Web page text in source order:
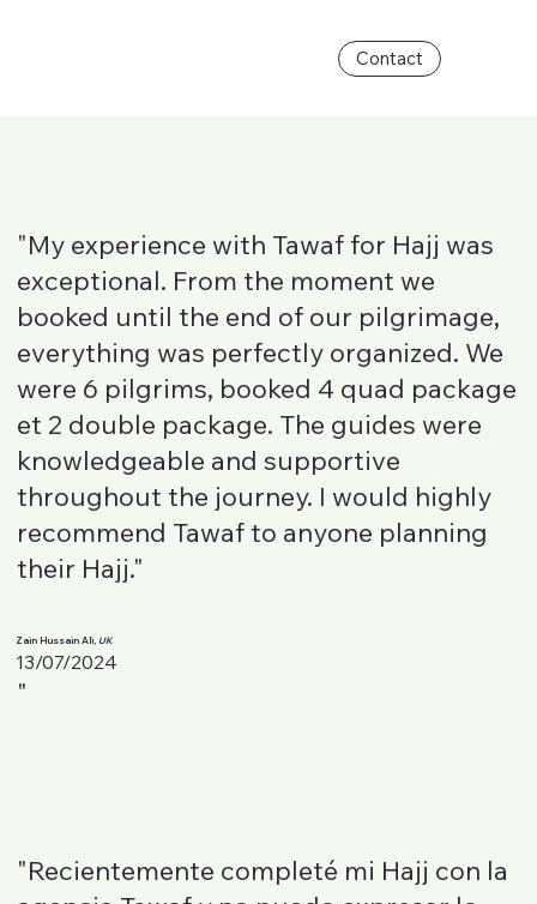
Contact
"My experience with Tawaf for Hajj was
exceptional. From the moment we
booked until the end of our pilgrimage,
everything was perfectly organized. We
were 6 pilgrims, booked 4 quad package
et 2 double package. The guides were
knowledgeable and supportive
throughout the journey. I would highly
recommend Tawaf to anyone planning
their Hajj."
Zain Hussain Ali, UK
13/07/2024
"
"Recientemente completé mi Hajj con la